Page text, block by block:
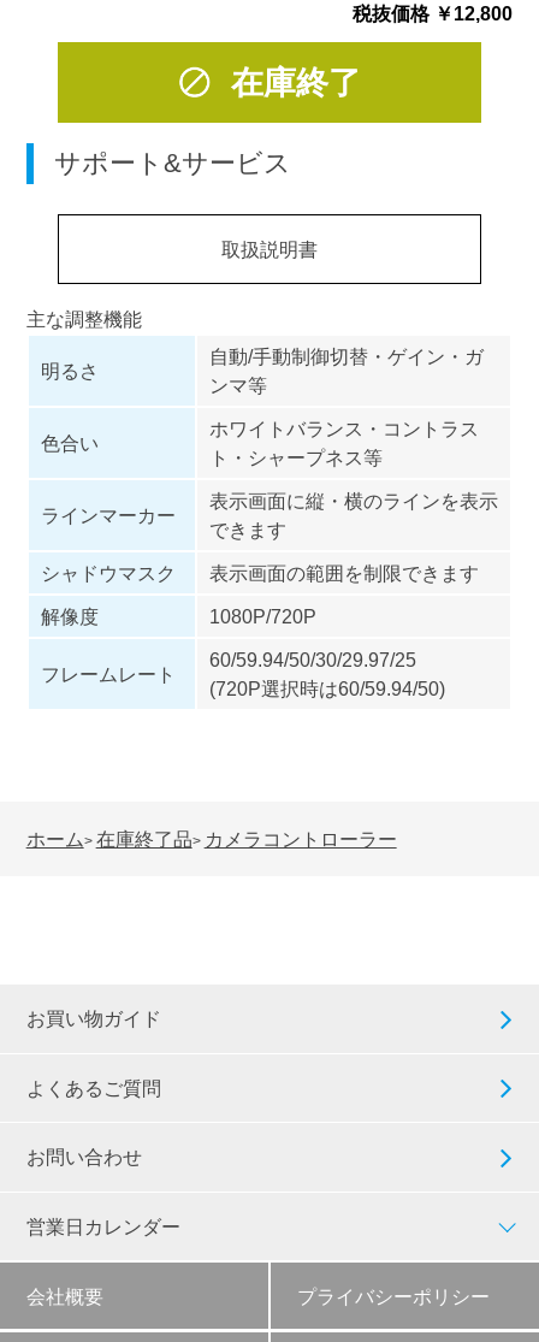
税抜価格 ￥12,800
在庫終了
サポート&サービス
取扱説明書
主な調整機能
明るさ
自動/手動制御切替・ゲイン・ガ
ンマ等
色合い
ホワイトバランス・コントラス
ト・シャープネス等
ラインマーカー
表示画面に縦・横のラインを表示
できます
シャドウマスク
表示画面の範囲を制限できます
解像度
1080P/720P
フレームレート
60/59.94/50/30/29.97/25
(720P選択時は60/59.94/50)
ホーム> 在庫終了品> カメラコントローラー
お買い物ガイド
よくあるご質問
お問い合わせ
営業日カレンダー
会社概要 プライバシーポリシー